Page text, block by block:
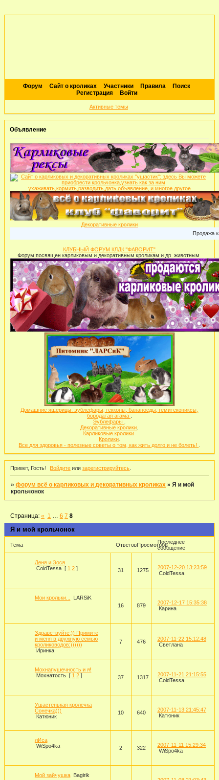
Форум Сайт о кроликах Участники Правила
Поиск
Регистрация
Войти
Активные темы
Объявление
Декоративные кролики
Продажа
КЛУБНЫЙ ФОРУМ КЛДК "ФАВОРИТ"
Форум посвящен карликовым и декоративным кроликам и др. животным.
Домашние ящерицы: эублефары, гекконы, бананоеды, гемитекониксы,
бородатая агама
Эублефары
Декоративные кролики
Карликовые кролики
Кролики.
Все для здоровья - полезные советы о том, как жить долго и не болеть!
Привет, Гость! Войдите илизарегистрируйтесь
»форум всё о карликовых и декоративных кроликах »Я и мой
крольчонок
Я и мой крольчонок
Страница:« 1 … 6 7 8
Тема ОтветовПросмотровПоследнее
сообщение
Деня и Зося
ColdTessa [ 1 2 ] 31 1275
2007-12-20 13:23:59
ColdTessa
Мои крольки...
LARSiK
16
879
2007-12-17 15:35:38
Карина
Здравствуйте:)) Примите
и меня в дружную семью
кролиководов:))))))
Иринка
7 476
2007-11-22 15:12:48
Светлана
Мохнапушечность и я!
Мохнатость [ 1 2 ] 37 1317
2007-11-21 21:15:55
ColdTessa
Ушастенькая кролечка
Сонечка)))
Катюник
10 640
2007-11-13 21:45:47
Катюник
лИса
WiSpo4ka
2 322
2007-11-11 15:29:34
WiSpo4ka
Мой зайчушка Bagirik